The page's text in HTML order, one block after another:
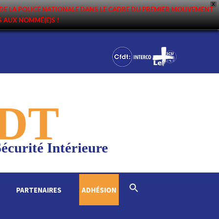
X
LA POLICE NATIONALE DANS LE CADRE DU PREMIER MOUVEMENT
AUX NOMMÉ(E)S !
Intérieure
PARTENAIRES ADHÉSION